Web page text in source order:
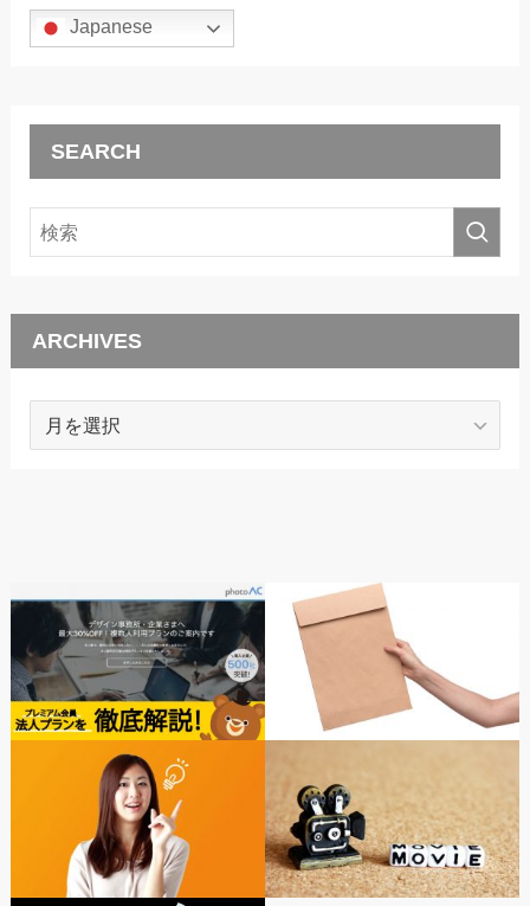
Japanese
SEARCH
ARCHIVES
ARCHIVES